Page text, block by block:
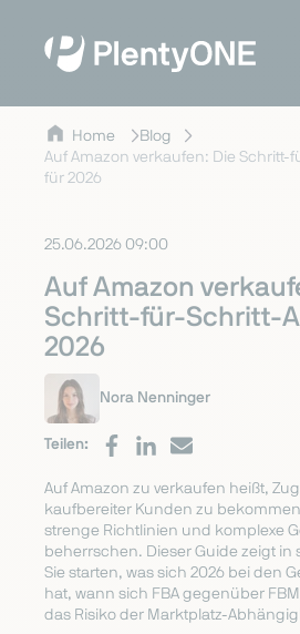
Home
Blog
Auf Amazon verkaufen: Die Schritt-
für 2026
25.06.2026 09:00
Auf Amazon
Schritt-für-Schritt-
2026
Nora Nenninger
Teilen:
Auf Amazon zu verkaufen heißt,
kaufbereiter Kunden zu
strenge Richtlinien und komplexe
beherrschen. Dieser Guide zeigt in
Sie starten, was sich 2026 bei den
hat, wann sich FBA gegenüber
das Risiko der Marktplatz-